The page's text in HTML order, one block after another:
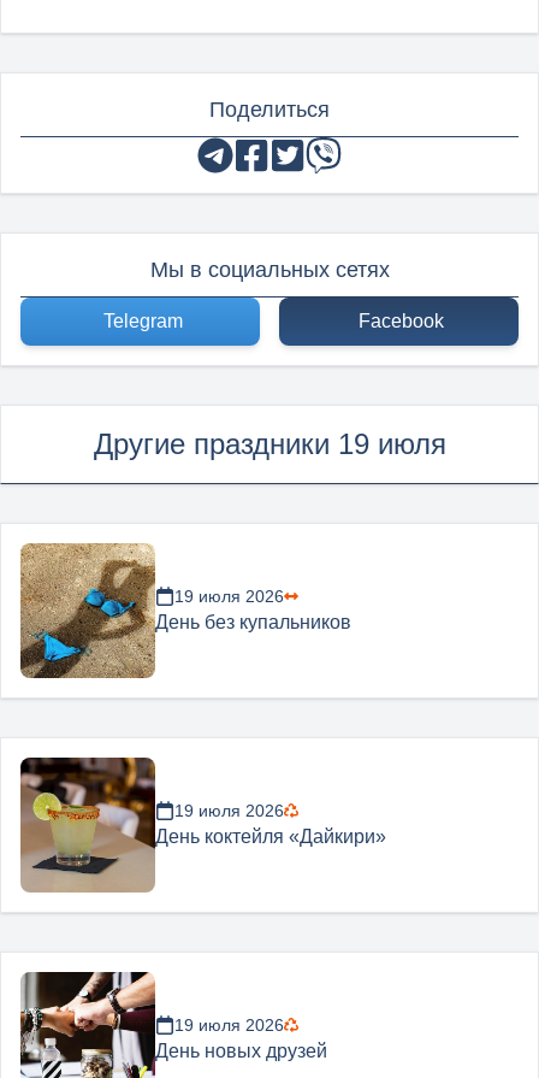
Поделиться
Мы в социальных сетях
Telegram Facebook
Другие праздники 19 июля
19 июля 2026
День без купальников
19 июля 2026
День коктейля «Дайкири»
19 июля 2026
День новых друзей